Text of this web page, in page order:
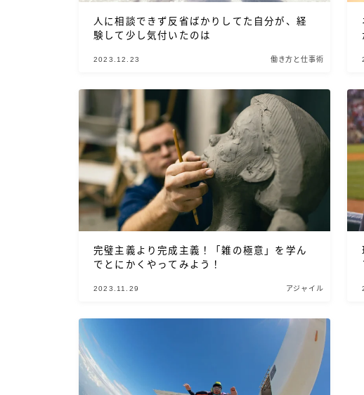
人に相談できず反省ばかりしてた自分が、経
験して少し気付いたのは
2023.12.23 働き方と仕事術
完璧主義より完成主義！「雑の極意」を学ん
でとにかくやってみよう！
2023.11.29 アジャイル